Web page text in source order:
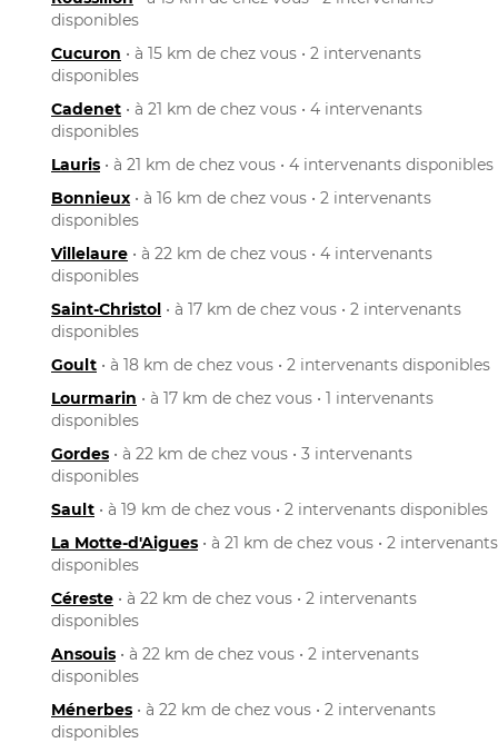
disponibles
Cucuron • à 15 km de chez vous • 2 intervenants
disponibles
Cadenet • à 21 km de chez vous • 4 intervenants
disponibles
Lauris • à 21 km de chez vous • 4 intervenants disponibles
Bonnieux • à 16 km de chez vous • 2 intervenants
disponibles
Villelaure • à 22 km de chez vous • 4 intervenants
disponibles
Saint-Christol • à 17 km de chez vous • 2 intervenants
disponibles
Goult • à 18 km de chez vous • 2 intervenants disponibles
Lourmarin • à 17 km de chez vous • 1 intervenants
disponibles
Gordes • à 22 km de chez vous • 3 intervenants
disponibles
Sault • à 19 km de chez vous • 2 intervenants disponibles
La Motte-d'Aigues • à 21 km de chez vous • 2 intervenants
disponibles
Céreste • à 22 km de chez vous • 2 intervenants
disponibles
Ansouis • à 22 km de chez vous • 2 intervenants
disponibles
Ménerbes • à 22 km de chez vous • 2 intervenants
disponibles